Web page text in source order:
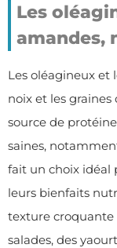
Les
amandes,
Les oléagineux et
noix et les
source de
saines,
fait un choix idéal
leurs bienfaits
texture croquante
salades, des